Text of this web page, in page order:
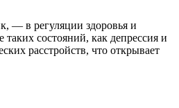
— в регуляции здоровья и
состояний, как депрессия и
расстройств, что открывает